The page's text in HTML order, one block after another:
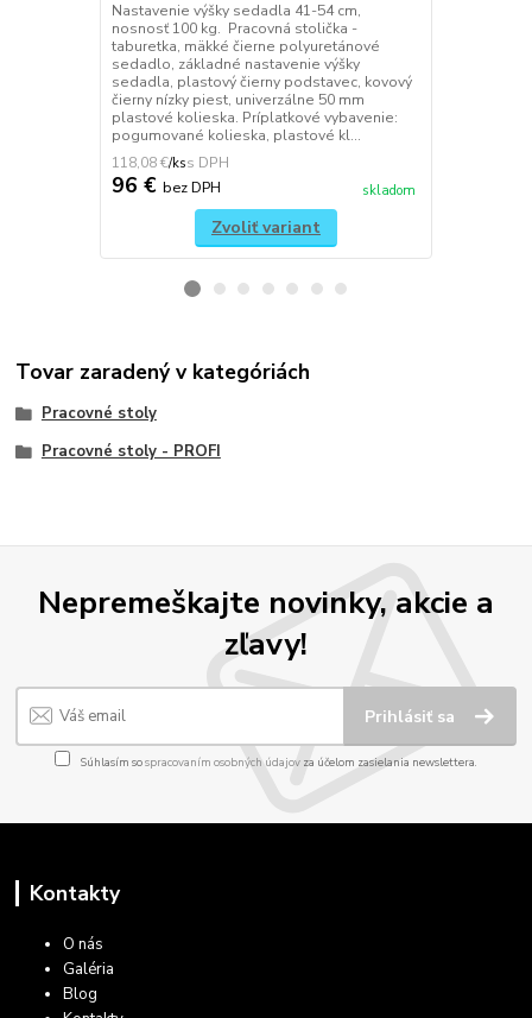
Nastavenie výšky sedadla 41-54 cm,
nosnosť 100 kg. Pracovná stolička -
taburetka, mäkké čierne polyuretánové
sedadlo, základné nastavenie výšky
sedadla, plastový čierny podstavec, kovový
čierny nízky piest, univerzálne 50 mm
plastové kolieska. Príplatkové vybavenie:
pogumované kolieska, plastové kl...
118,08 €/ks
96 € bez DPH skladom
Zvoliť variant
Tovar zaradený v kategóriách
Pracovné stoly
Pracovné stoly - PROFI
Nepremeškajte novinky, akcie a
zľavy!
Prihlásiť sa
Súhlasím sospracovaním osobných údajov za účelom zasielania newslettera.
Kontakty
O nás
Galéria
Blog